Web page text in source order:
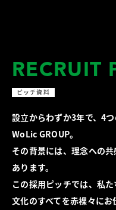
RECRUIT
ピッチ資料
設立からわずか3年で、4
WoLic GROUP。
その背景には、理念への
あります。
この採用ピッチでは、私
文化のすべてを赤裸々にお